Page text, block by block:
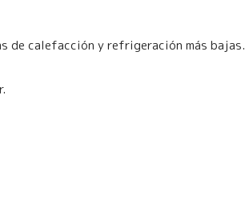
de calefacción y refrigeración más bajas.